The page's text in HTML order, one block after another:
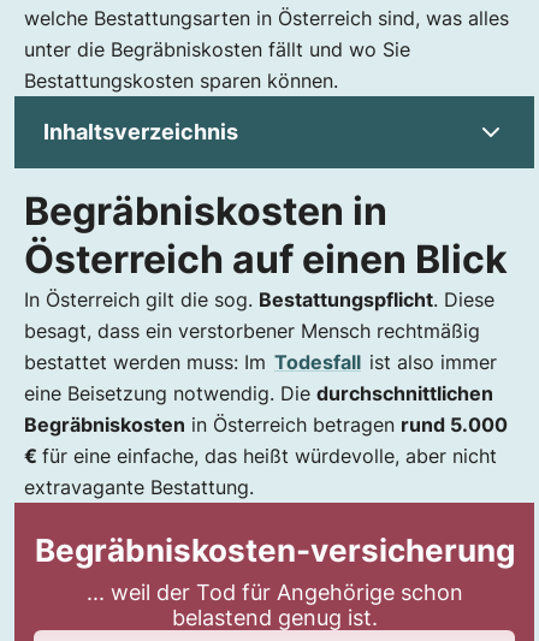
welche Bestattungsarten in Österreich sind, was alles
unter die Begräbniskosten fällt und wo Sie
Bestattungskosten sparen können.
Inhaltsverzeichnis
Begräbniskosten in Österreich auf einen
Blick
Wer muss die Begräbniskosten bezahlen?
Wie viel kostet ein Begräbnis in Österreich?
Was fällt alles unter Begräbniskosten?
Wie hoch sind die Kosten für eine einfache
Bestattung?
Welche zusätzlichen Kosten können anfallen?
Begräbniskosten nach Bestattungsarten
Welche Bestattungsart kostet wie viel?
Begräbniskosten sparen
Begräbniskosten steuerlich absetzen
Begräbniskosten in
Österreich auf einen Blick
In Österreich gilt die sog. Bestattungspflicht. Diese
besagt, dass ein verstorbener Mensch rechtmäßig
bestattet werden muss: Im Todesfall ist also immer
eine Beisetzung notwendig. Die durchschnittlichen
Begräbniskosten in Österreich betragen rund 5.000
€ für eine einfache, das heißt würdevolle, aber nicht
extravagante Bestattung.
Begräbniskosten-versicherung
... weil der Tod für Angehörige schon
belastend genug ist.